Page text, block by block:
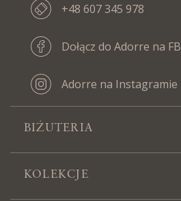
+48 607 345 978
Dołącz do Adorre na FB
Adorre na Instagramie
BIŻUTERIA
KOLEKCJE